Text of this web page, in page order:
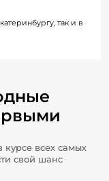
так и в
курсе всех самых
свой шанс